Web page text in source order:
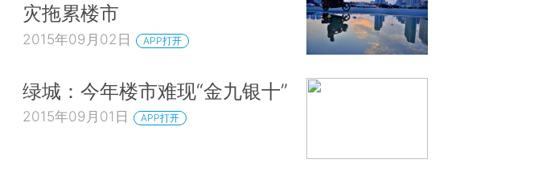
灾拖累楼市
2015年09月02日 APP打开
绿城：今年楼市难现“金九银十”
2015年09月01日 APP打开